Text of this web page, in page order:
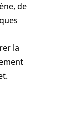
de
la